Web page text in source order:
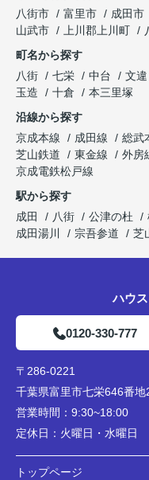
八街市
富里市 成田市
山武市
上川郡上川町
町名から探す
八街
七栄 中台 文違
玉造
十倉
本三里塚
沿線から探す
京成本線
成田線 総武
芝山鉄道
東金線 外房
京成電鉄松戸線
駅から探す
成田
八街 公津の杜
成田湯川
宗吾参道 芝
ハウ
0120-330-777
〒286-0221
千葉県富里市七栄646番地
営業時間： 9:30~18:00
定休日： 火曜日・水曜日
トップページ